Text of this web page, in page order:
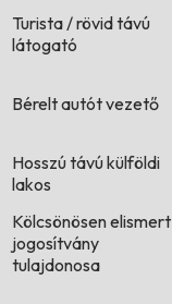
Turista / rövid távú
látogató
Bérelt autót vezető
Hosszú távú külföldi
lakos
Kölcsönösen elismert
jogosítvány
tulajdonosa